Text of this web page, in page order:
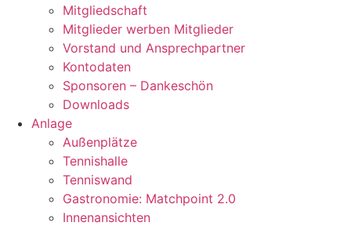
Mitgliedschaft
Mitglieder werben Mitglieder
Vorstand und Ansprechpartner
Kontodaten
Sponsoren – Dankeschön
Downloads
Anlage
Außenplätze
Tennishalle
Tenniswand
Gastronomie: Matchpoint 2.0
Innenansichten